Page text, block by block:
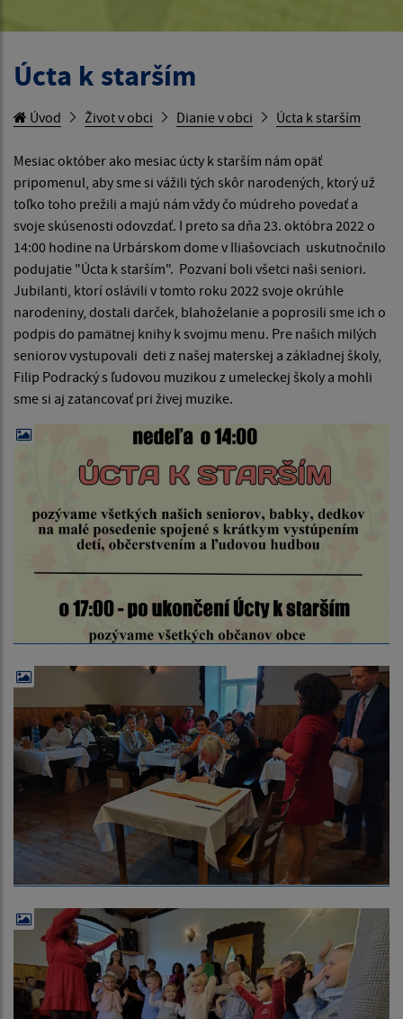
Úcta k starším
Úvod Život v obci Dianie v obci Úcta k starším
Mesiac október ako mesiac úcty k starším nám opäť
pripomenul, aby sme si vážili tých skôr narodených, ktorý už
toľko toho prežili a majú nám vždy čo múdreho povedať a
svoje skúsenosti odovzdať. I preto sa dňa 23. októbra 2022 o
14:00 hodine na Urbárskom dome v Iliašovciach uskutnočnilo
podujatie "Úcta k starším". Pozvaní boli všetci naši seniori.
Jubilanti, ktorí oslávili v tomto roku 2022 svoje okrúhle
narodeniny, dostali darček, blahoželanie a poprosili sme ich o
podpis do pamätnej knihy k svojmu menu. Pre našich milých
seniorov vystupovali deti z našej materskej a základnej školy,
Filip Podracký s ľudovou muzikou z umeleckej školy a mohli
sme si aj zatancovať pri živej muzike.